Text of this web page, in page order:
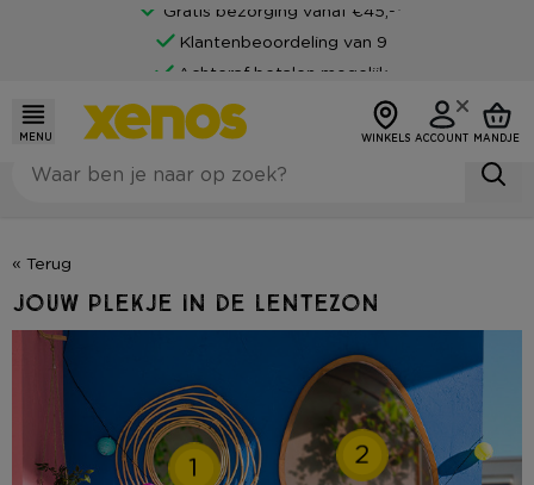
Gratis bezorging vanaf €45,-*
Klantenbeoordeling van 9
Achteraf betalen mogelijk
MENU WINKELS ACCOUNT MANDJE
« Terug
Jouw plekje in de lentezon
1 2